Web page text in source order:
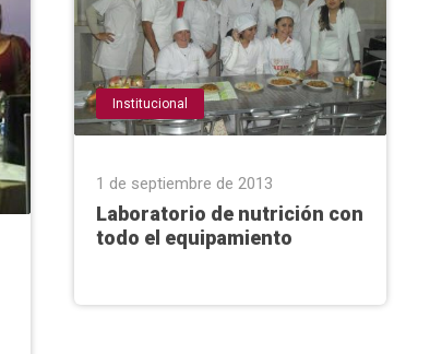
Institucional
1 de septiembre de 2013
Laboratorio de nutrición con
todo el equipamiento